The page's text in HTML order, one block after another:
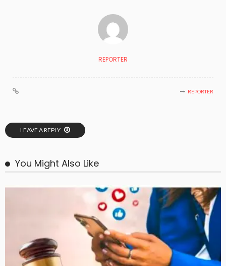
REPORTER
REPORTER
LEAVE A REPLY
You Might Also Like